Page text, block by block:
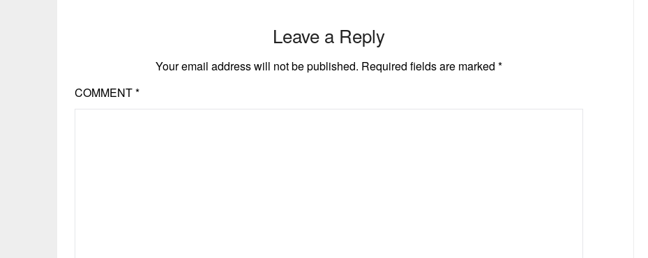
Leave a Reply
Your email address will not be published. Required fields are marked *
COMMENT*